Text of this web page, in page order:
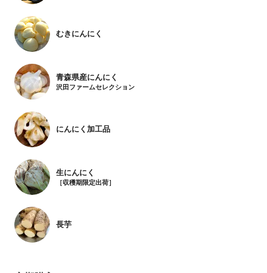
むきにんにく
青森県産にんにく
沢田ファームセレクション
にんにく加工品
生にんにく
［収穫期限定出荷］
長芋